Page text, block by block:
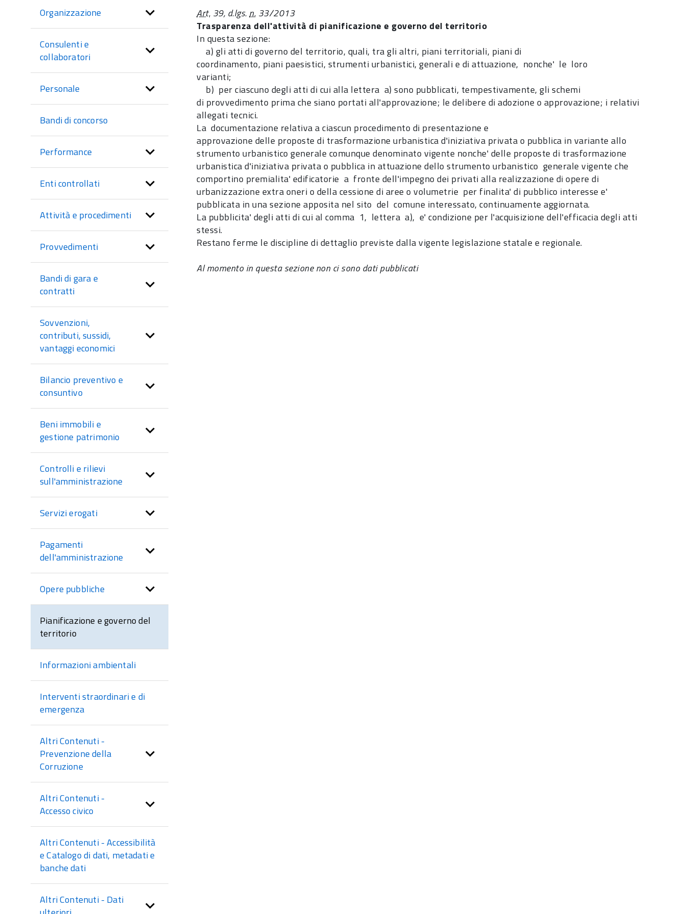
sezione
Organizzazione
Consulenti e
collaboratori
Personale
Bandi di concorso
Performance
Enti controllati
Attività e procedimenti
Provvedimenti
Bandi di gara e
contratti
Sovvenzioni,
contributi, sussidi,
vantaggi economici
Bilancio preventivo e
consuntivo
Beni immobili e
gestione patrimonio
Controlli e rilievi
sull'amministrazione
Servizi erogati
Pagamenti
dell'amministrazione
Opere pubbliche
Pianificazione e governo del
territorio
Informazioni ambientali
Interventi straordinari e di
emergenza
Altri Contenuti -
Prevenzione della
Corruzione
Altri Contenuti -
Accesso civico
Altri Contenuti - Accessibilità
e Catalogo di dati, metadati e
banche dati
Altri Contenuti - Dati
Art. 39, d.lgs.n. 33/2013
Trasparenza dell'attività di pianificazione e governo del territorio
In questa sezione:
a) gli atti di governo del territorio, quali, tra gli altri, piani territoriali, piani di
coordinamento, piani paesistici, strumenti urbanistici, generali e di attuazione, nonche' le loro
varianti;
b) per ciascuno degli atti di cui alla lettera a) sono pubblicati, tempestivamente, gli schemi
di provvedimento prima che siano portati all'approvazione; le delibere di adozione o approvazione; i relativi
allegati tecnici.
La documentazione relativa a ciascun procedimento di presentazione e
approvazione delle proposte di trasformazione urbanistica d'iniziativa privata o pubblica in variante allo
strumento urbanistico generale comunque denominato vigente nonche' delle proposte di trasformazione
urbanistica d'iniziativa privata o pubblica in attuazione dello strumento urbanistico generale vigente che
comportino premialita' edificatorie a fronte dell'impegno dei privati alla realizzazione di opere di
urbanizzazione extra oneri o della cessione di aree o volumetrie per finalita' di pubblico interesse e'
pubblicata in una sezione apposita nel sito del comune interessato, continuamente aggiornata.
La pubblicita' degli atti di cui al comma 1, lettera a), e' condizione per l'acquisizione dell'efficacia degli atti
stessi.
Restano ferme le discipline di dettaglio previste dalla vigente legislazione statale e regionale.
Al momento in questa sezione non ci sono dati pubblicati